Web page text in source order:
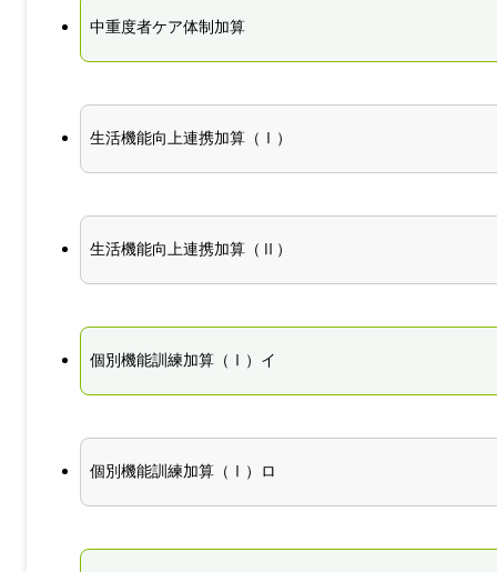
中重度者ケア体制加算
生活機能向上連携加算（Ⅰ）
生活機能向上連携加算（Ⅱ）
個別機能訓練加算（Ⅰ）イ
個別機能訓練加算（Ⅰ）ロ